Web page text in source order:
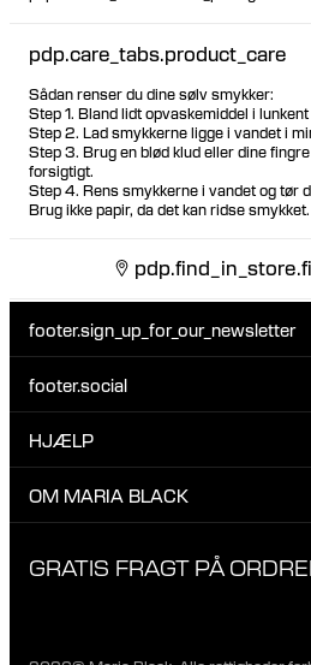
pdp.care_tabs.product_care
Sådan renser du dine sølv smykker:
Step 1. Bland lidt opvaskemiddel i lunkent
Step 2. Lad smykkerne ligge i vandet i
Step 3. Brug en blød klud eller dine
forsigtigt.
Step 4. Rens smykkerne i vandet og tør
Brug ikke papir, da det kan ridse smykket.
footer.sign_up_for_our_newsletter
Tilmeld dig vores nyhedsbrev og vær
nyheder fra Maria Black.
footer.social
INSTAGRAM
TIKTOK
HJÆLP
KUNDESERVICE & KONTAKT
LEVERING
OM MARIA BLACK
GRATIS FRAGT PÅ